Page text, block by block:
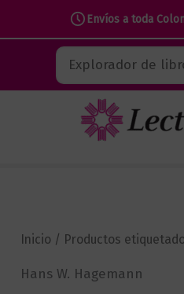
Envíos a toda
contenido
Buscar
Inicio / Productos
Hans W. Hagemann